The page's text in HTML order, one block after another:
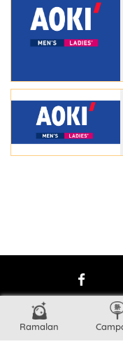
SYARAT
INFO LENGKAP : FAQ
Ramalan